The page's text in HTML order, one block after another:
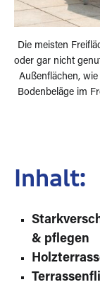
Die meisten
oder gar nicht
Außenflächen,
Bodenbeläge im
Inhalt:
& pflegen